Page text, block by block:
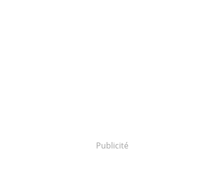
Publicité